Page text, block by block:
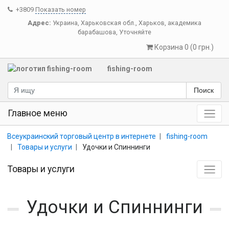
+3809 Показать номер
Адрес: Украина, Харьковская обл., Харьков, академика
барабашова, Уточняйте
Корзина 0 (0 грн.)
fishing-room
Поиск
Главное меню
Всеукраинский торговый центр в интернете
fishing-room
Товары и услуги
Удочки и Спиннинги
Товары и услуги
Удочки и Спиннинги